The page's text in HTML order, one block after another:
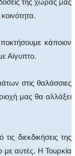
της χώρας μας
κάποιον
Αίγυπτο.
στις θαλάσσιες
μας θα αλλάξει
διεκδικήσεις της
με αυτές. Η Τουρκία